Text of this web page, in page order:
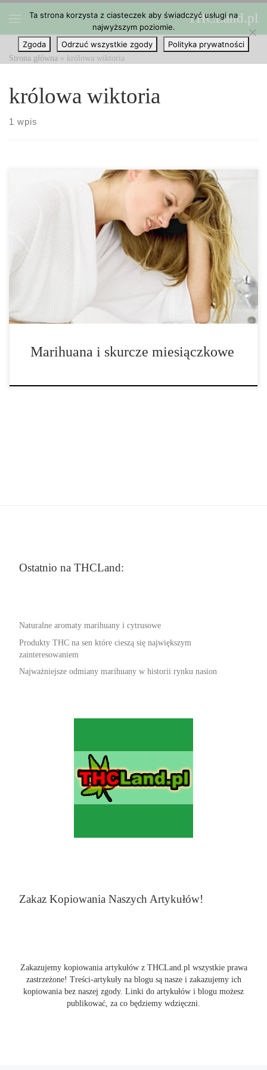
Przejdź do treści THCLand.pl
Strona główna » królowa wiktoria
królowa wiktoria
1 wpis
Czy wiesz, że królowa Wiktoria stosowała cannabis w celach
leczniczych, aby zapobiec skurczom miesiączkowym? To prawda,
zazwyczaj wdychała dym palonej marihuany, albo sama ją paliła.
Wystarczy trochę poszukać w internecie, a znajdziesz więcej niż
wystarczająco zaleceń w jaki sposób złagodzić […]
Marihuana i skurcze miesiączkowe
Ostatnio na THCLand:
Naturalne aromaty marihuany i cytrusowe
Produkty THC na sen które cieszą się największym
zainteresowaniem
Najważniejsze odmiany marihuany w historii rynku nasion
Zakaz Kopiowania Naszych Artykułów!
Zakazujemy kopiowania artykułów z THCLand.pl wszystkie prawa
zastrzeżone! Treści-artykuły na blogu są nasze i zakazujemy ich
kopiowania bez naszej zgody. Linki do artykułów i blogu możesz
publikować, za co będziemy wdzięczni.
Ta strona korzysta z ciasteczek aby świadczyć usługi na
najwyższym poziomie.
Zgoda
Odrzuć wszystkie zgody Polityka prywatności